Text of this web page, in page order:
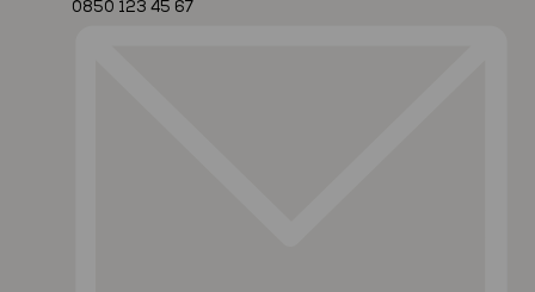
0850 123 45 67